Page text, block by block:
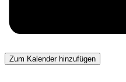
Zum Kalender hinzufügen